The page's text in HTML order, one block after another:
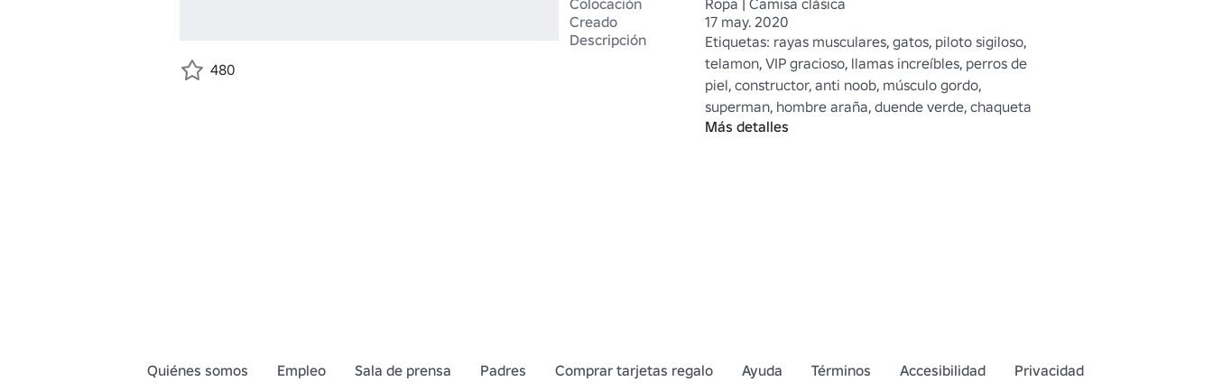
Colocación
Ropa | Camisa clásica
Creado
17 may. 2020
Descripción
Etiquetas: rayas musculares, gatos, piloto sigiloso,
telamon, VIP gracioso, llamas increíbles, perros de
piel, constructor, anti noob, músculo gordo,
superman, hombre araña, duende verde, chaqueta
de payaso, pirata, soldado futurista, F.E.A.R. FEAR
Más detalles
480
Quiénes somos Empleo Sala de prensa Padres Comprar tarjetas regalo Ayuda Términos Accesibilidad Privacidad